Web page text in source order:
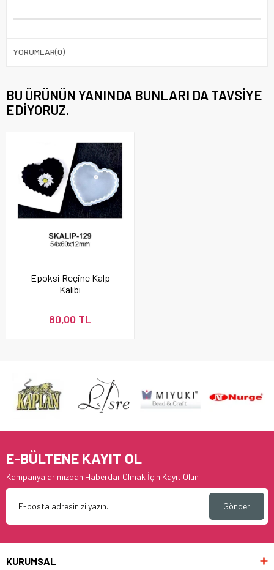
YORUMLAR(0)
BU ÜRÜNÜN YANINDA BUNLARI DA TAVSIYE
EDIYORUZ.
Epoksi Reçine Kalp
Kalıbı
80,00 TL
E-BÜLTENE KAYIT OL
Kampanyalarımızdan Haberdar Olmak İçin Kayıt Olun
Gönder
KURUMSAL